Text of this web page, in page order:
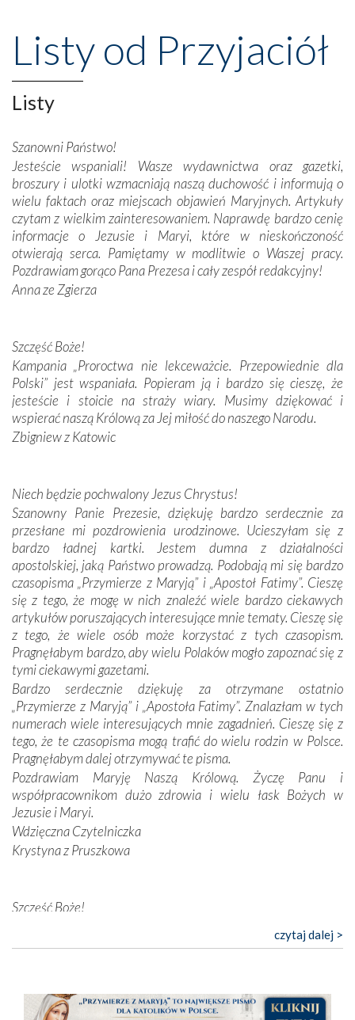
wznoszono na chwałę Bożą, na przykład – w podzięce za
Opatrznościową pomoc w wygranej bitwie o
niepodległość kraju. Zachwyt budziła potężna, a zarazem
misterna architektura tych monumentalnych dzieł,
wspaniałe zdobienia, dbałość ich twórców o detale,
budowniczych.
Podążyliśmy też śladami fatimskich wizjonerów – Łucji
dos Santos oraz świętych Hiacynty i Franciszka Marto.
Modliliśmy się przy ich grobach. Odprawiliśmy Drogę
Krzyżową w ich rodzinnych stronach, odwiedziliśmy
domy, w których żyli.
W miejscu objawień Matki Bożej zapaliliśmy świece
Podczas tej kilkudniowej wyprawy na każdym kroku
spotykaliśmy się z serdeczną otwartością
Portugalczyków. Podziwialiśmy ich ludową sztukę i
zwyczaje. Mimo że nasze kraje są od siebie bardzo
oddalone, w żaden sposób nie czuliśmy się obco.
Sprawiła to oczywiście sama Matka Boża, ale też
kulturowa bliskość biorąca swój początek w naszej
mieliśmy okazję przekonać się, że Maryja swoją opieką
otacza nie tylko nasz naród, lecz wszystkie nacje, które
się Jej ufnie oddają, a także każdą osobę, która zawierza
Jej siebie oraz swych bliskich.
Dzieje Portugalii to również historia wierności Bogu i
odstępstw, także w życiu władców. Trudne momenty w
wymiarze tak osobistym, jak i zbiorowym, przypominają o
konieczności ciągłego zabiegania o własną duszę i o łaskę
Opatrzności. Wierność przynosi pomyślność –
przynajmniej w życiu duchowym. Odstępstwo owocuje
nieszczęściem i śmiercią. Te uniwersalne prawdy
przychodziły na myśl, gdy słuchaliśmy opowieści
przewodników o portugalskich monarchach i wodzach,
zwycięskich bitwach i nieszczęśliwych losach grzesznych
kochanków.
Byli tym razem pośród Apostołów Fatimy reprezentanci
każdego spośród żyjących pokoleń. Najmłodszy uczestnik
liczył sobie 13 lat, zaś senior, pan Zdzisław – już 94.
Całe życie marzyłem, by tu przyjechać
Nasza pielgrzymka nie byłaby tak bogata w duchową treść
Oprócz zapewnienia nam możliwości codziennego
pięknych pieśni.
Listy od Przyjaciół
Listy
Szanowni Państwo!
Jesteście wspaniali! Wasze wydawnictwa oraz gazetki,
broszury i ulotki wzmacniają naszą duchowość i informują o
wielu faktach oraz miejscach objawień Maryjnych. Artykuły
czytam z wielkim zainteresowaniem. Naprawdę bardzo cenię
informacje o Jezusie i Maryi, które w nieskończoność
otwierają serca. Pamiętamy w modlitwie o Waszej pracy.
Pozdrawiam gorąco Pana Prezesa i cały zespół redakcyjny!
Anna ze Zgierza
Szczęść Boże!
Kampania „Proroctwa nie lekceważcie. Przepowiednie dla
Polski” jest wspaniała. Popieram ją i bardzo się cieszę, że
jesteście i stoicie na straży wiary. Musimy dziękować i
wspierać naszą Królową za Jej miłość do naszego Narodu.
Zbigniew z Katowic
Niech będzie pochwalony Jezus Chrystus!
Szanowny Panie Prezesie, dziękuję bardzo serdecznie za
przesłane mi pozdrowienia urodzinowe. Ucieszyłam się z
bardzo ładnej kartki. Jestem dumna z działalności
apostolskiej, jaką Państwo prowadzą. Podobają mi się bardzo
czasopisma „Przymierze z Maryją” i „Apostoł Fatimy”. Cieszę
się z tego, że mogę w nich znaleźć wiele bardzo ciekawych
artykułów poruszających interesujące mnie tematy. Cieszę się
z tego, że wiele osób może korzystać z tych czasopism.
Pragnęłabym bardzo, aby wielu Polaków mogło zapoznać się z
tymi ciekawymi gazetami.
Bardzo serdecznie dziękuję za otrzymane ostatnio
„Przymierze z Maryją” i „Apostoła Fatimy”. Znalazłam w tych
numerach wiele interesujących mnie zagadnień. Cieszę się z
tego, że te czasopisma mogą trafić do wielu rodzin w Polsce.
Pragnęłabym dalej otrzymywać te pisma.
Pozdrawiam Maryję Naszą Królową. Życzę Panu i
współpracownikom dużo zdrowia i wielu łask Bożych w
Jezusie i Maryi.
Wdzięczna Czytelniczka
Krystyna z Pruszkowa
Szczęść Boże!
to pismo, które bardzo sobie cenię i szanuję. Redagujecie
nas prowadzi!
Barbara
czytaj dalej >